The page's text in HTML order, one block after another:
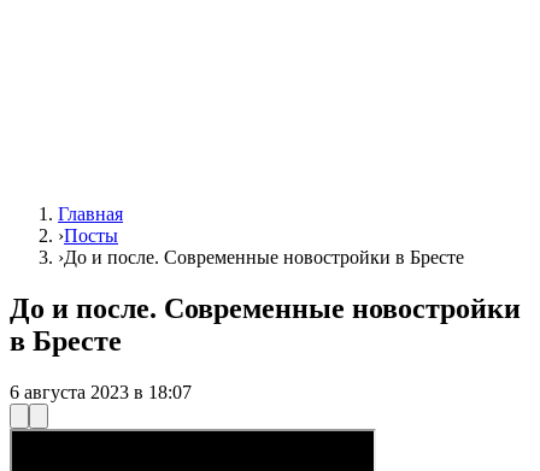
Главная
›Посты
›До и после. Современные новостройки в Бресте
До и после. Современные новостройки
в Бресте
6 августа 2023 в 18:07